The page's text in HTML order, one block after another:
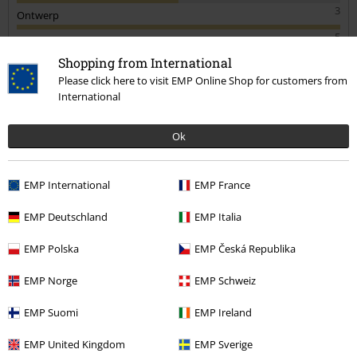
Shopping from International
Please click here to visit EMP Online Shop for customers from
International
Ok
EMP International EMP France
EMP Deutschland EMP Italia
EMP Polska EMP Česká Republika
EMP Norge EMP Schweiz
EMP Suomi EMP Ireland
EMP United Kingdom EMP Sverige
3
Ontwerp
5
Pasvorm
Geverifieerde recensie
Opmerking
Commentaar versturen
Lengte in meter (bijv. 1,78): 1.70